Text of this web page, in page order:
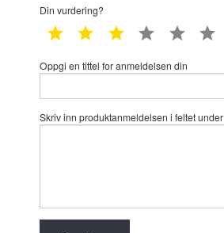
Din vurdering?
1 star 2 star 3 star 4 star 5 star
Oppgi en tittel for anmeldelsen din
Skriv inn produktanmeldelsen i feltet under